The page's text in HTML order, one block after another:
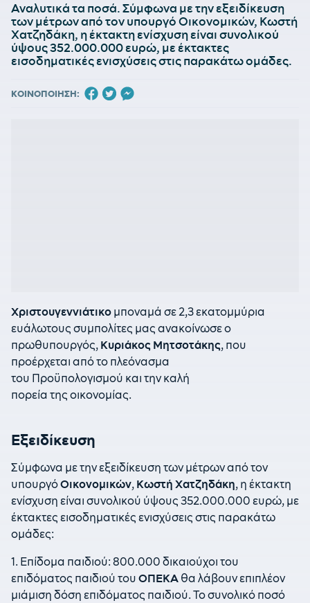
Αναλυτικά τα ποσά. Σύμφωνα με την εξειδίκευση
των μέτρων από τον υπουργό Οικονομικών, Κωστή
Χατζηδάκη, η έκτακτη ενίσχυση είναι συνολικού
ύψους 352.000.000 ευρώ, με έκτακτες
εισοδηματικές ενισχύσεις στις παρακάτω ομάδες.
ΚΟΙΝΟΠΟΙΗΣΗ:
Χριστουγεννιάτικο μποναμά σε 2,3 εκατομμύρια
ευάλωτους συμπολίτες μας ανακοίνωσε ο
πρωθυπουργός, Κυριάκος Μητσοτάκης, που
προέρχεται από το πλεόνασμα
του Προϋπολογισμού και την καλή
πορεία της οικονομίας.
Εξειδίκευση
Σύμφωνα με την εξειδίκευση των μέτρων από τον
υπουργόΟικονομικών, Κωστή Χατζηδάκη, η έκτακτη
ενίσχυση είναι συνολικού ύψους 352.000.000 ευρώ, με
έκτακτες εισοδηματικές ενισχύσεις στις παρακάτω
ομάδες:
1. Επίδομα παιδιού: 800.000 δικαιούχοι του
επιδόματος παιδιού του ΟΠΕΚΑ θα λάβουν επιπλέον
μιάμιση δόση επιδόματος παιδιού. Το συνολικό ποσό